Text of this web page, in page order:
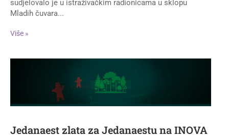
sudjelovalo je u istraživačkim radionicama u sklopu
Mladih čuvara...
Više »
Jedanaest zlata za Jedanaestu na INOVA